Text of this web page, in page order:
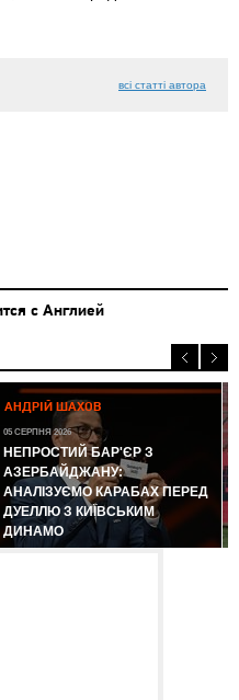
всі статті автора
с Англией
АНДРІЙ ШАХОВ
05 СЕРПНЯ 2026
НЕПРОСТИЙ БАР'ЄР З
АЗЕРБАЙДЖАНУ:
АНАЛІЗУЄМО КАРАБАХ ПЕРЕД
ДУЕЛЛЮ З КИЇВСЬКИМ
ДИНАМО